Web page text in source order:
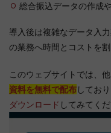
総合振込データの作成
導入後は複雑なデータ入
の業務へ時間とコストを割
このウェブサイトでは、
資料を無料で配布してお
ダウンロード してみてくだ